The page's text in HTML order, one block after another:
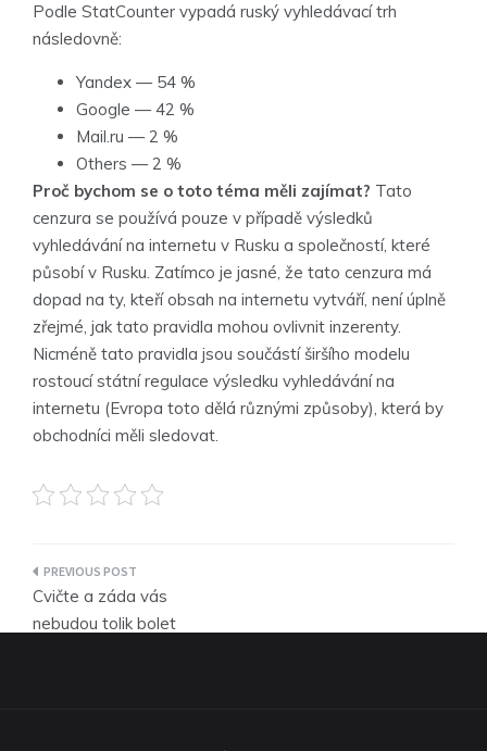
Podle StatCounter vypadá ruský vyhledávací trh
následovně:
Yandex — 54 %
Google — 42 %
Mail.ru — 2 %
Others — 2 %
Proč bychom se o toto téma měli zajímat? Tato
cenzura se používá pouze v případě výsledků
vyhledávání na internetu v Rusku a společností, které
působí v Rusku. Zatímco je jasné, že tato cenzura má
dopad na ty, kteří obsah na internetu vytváří, není úplně
zřejmé, jak tato pravidla mohou ovlivnit inzerenty.
Nicméně tato pravidla jsou součástí širšího modelu
rostoucí státní regulace výsledku vyhledávání na
internetu (Evropa toto dělá různými způsoby), která by
obchodníci měli sledovat.
Navigace
pro
Cvičte a záda vás
nebudou tolik bolet